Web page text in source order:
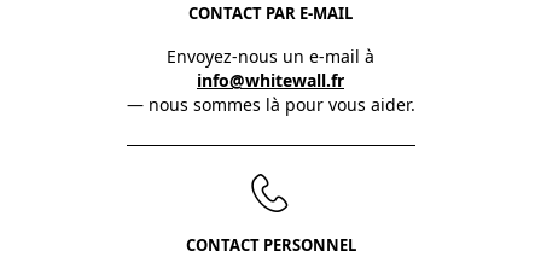
CONTACT PAR E-MAIL
Envoyez-nous un e-mail à
info@whitewall.fr
— nous sommes là pour vous aider.
CONTACT PERSONNEL